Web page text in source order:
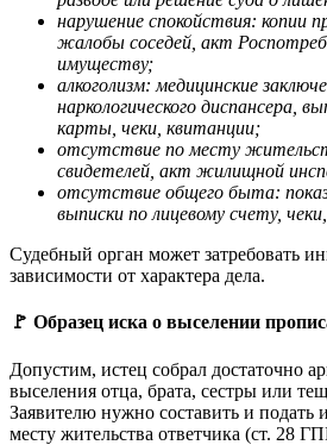
нарушение спокойствия: копии
жалобы соседей, акт
имуществу;
алкоголизм: медицинские
наркологического диспансера,
карты, чеки, квитанции;
отсутствие по месту
свидетелей, акт жилищной
отсутствие общего быта:
выписки по лицевому счету,
Судебный орган может затребовать
зависимости от характера дела.
🚩 Образец иска о выселении
Допустим, истец собрал достаточно
выселения отца, брата, сестры или
Заявителю нужно составить и подать
месту жительства ответчика (ст. 28